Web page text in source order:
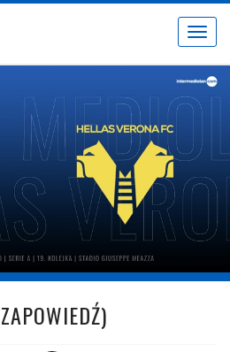
Toggle